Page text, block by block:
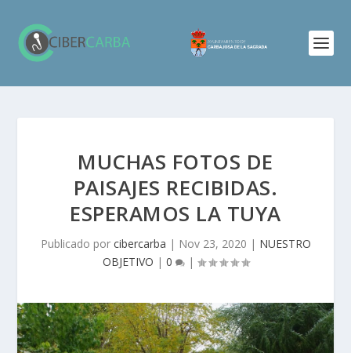
MUCHAS FOTOS DE
PAISAJES RECIBIDAS.
ESPERAMOS LA TUYA
Publicado por cibercarba | Nov 23, 2020 | NUESTRO
OBJETIVO | 0 |